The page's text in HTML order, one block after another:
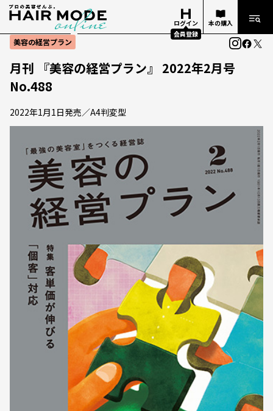
ログイン
会員登録
本の購入
美容の経営プラン
月刊 『美容の経営プラン』 2022年2月号
No.488
2022年1月1日発売／A4判変型